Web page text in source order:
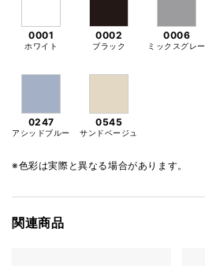
0001
ホワイト
0002
ブラック
0006
ミックスグレー
0247
アシッドブルー
0545
サンドベージュ
※色彩は実際と異なる場合があります。
関連商品